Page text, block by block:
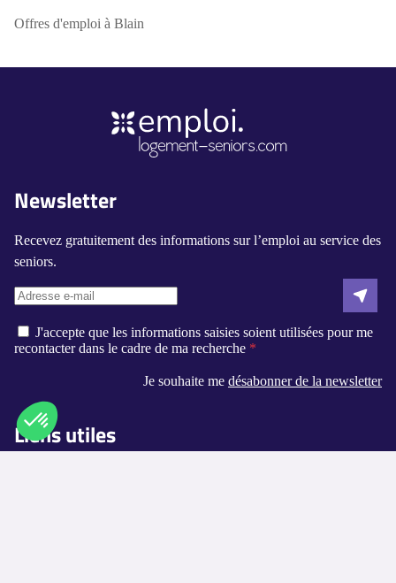
Offres d'emploi à Blain
Newsletter
Recevez gratuitement des informations sur l’emploi au service des
seniors.
J'accepte que les informations saisies soient utilisées pour me
recontacter dans le cadre de ma recherche
Je souhaite me désabonner de la newsletter
Liens utiles